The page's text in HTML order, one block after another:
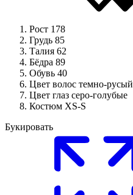
Рост 178
Грудь 85
Талия 62
Бёдра 89
Обувь 40
Цвет волос темно-русый
Цвет глаз серо-голубые
Костюм XS-S
Букировать